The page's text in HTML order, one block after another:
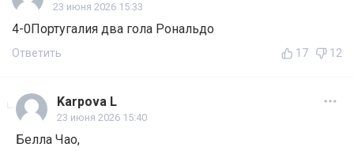
23 июня 2026 15:33
4-0Португалия два гола Рональдо
Ответить 17 12
Karpova L
23 июня 2026 15:40
Белла Чао,